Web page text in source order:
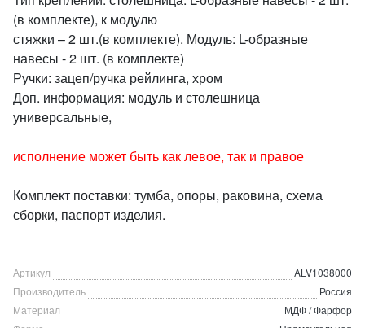
(в комплекте), к модулю
стяжки – 2 шт.(в комплекте). Модуль: L-образные
навесы - 2 шт. (в комплекте)
Ручки: зацеп/ручка рейлинга, хром
Доп. информация: модуль и столешница
универсальные,
исполнение может быть как левое, так и правое
Комплект поставки: тумба, опоры, раковина, схема
сборки, паспорт изделия.
Артикул
ALV1038000
Производитель
Россия
Материал
МДФ / Фарфор